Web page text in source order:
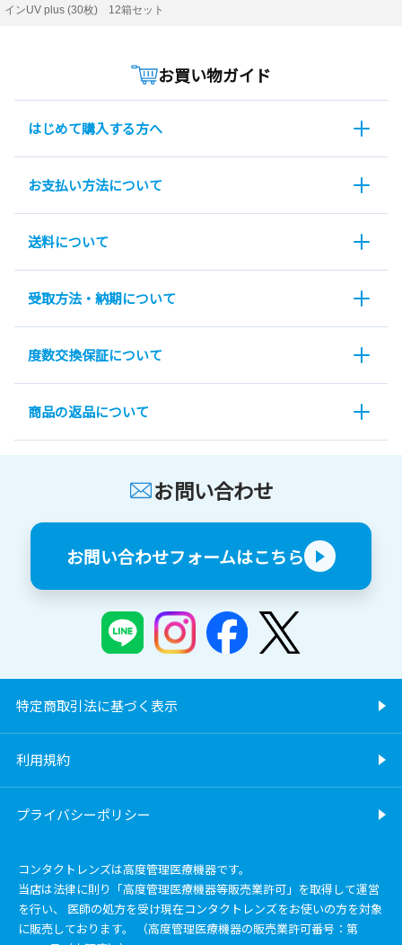
インUV plus (30枚) 12箱セット
お買い物ガイド
はじめて購入する方へ
お支払い方法について
送料について
受取方法・納期について
度数交換保証について
商品の返品について
お問い合わせ
お問い合わせフォームはこちら
特定商取引法に基づく表示
利用規約
プライバシーポリシー
コンタクトレンズは高度管理医療機器です。
当店は法律に則り「高度管理医療機器等販売業許可」を取得して運営
を行い、 医師の処方を受け現在コンタクトレンズをお使いの方を対象
に販売しております。 （高度管理医療機器の販売業許可番号：第